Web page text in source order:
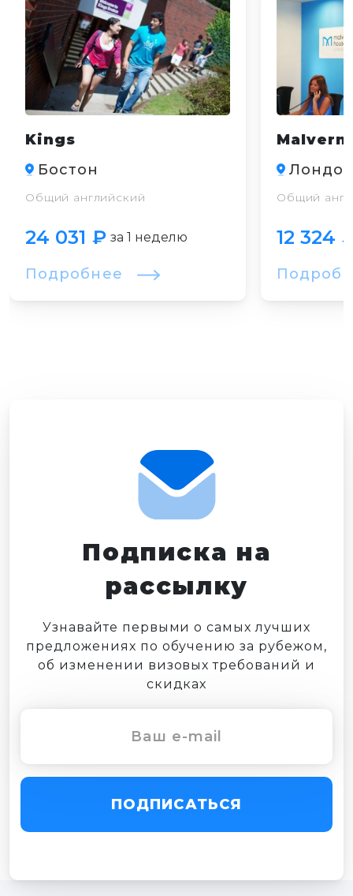
Kings
Бостон
Общий английский
24 031 ₽ за 1 неделю
Подробнее
Malvern
Общий
12 324
Подписка на
рассылку
Узнавайте первыми о самых лучших
предложениях по обучению за рубежом,
об изменении визовых требований и
скидках
ПОДПИСАТЬСЯ